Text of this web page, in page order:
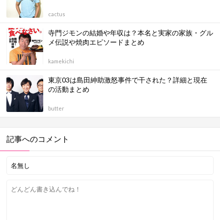
cactus
寺門ジモンの結婚や年収は？本名と実家の家族・グル
メ伝説や焼肉エピソードまとめ
kamekichi
東京03は島田紳助激怒事件で干された？詳細と現在
の活動まとめ
butter
記事へのコメント